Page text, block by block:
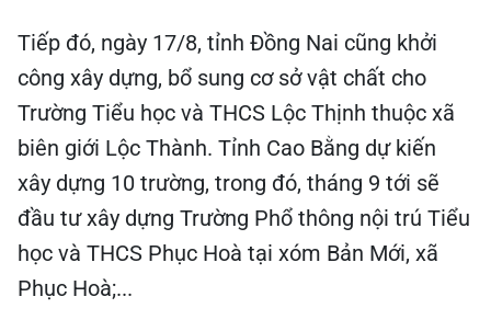
Tiếp đó, ngày 17/8, tỉnh Đồng Nai cũng khởi
công xây dựng, bổ sung cơ sở vật chất cho
Trường Tiểu học và THCS Lộc Thịnh thuộc xã
biên giới Lộc Thành. Tỉnh Cao Bằng dự kiến
xây dựng 10 trường, trong đó, tháng 9 tới sẽ
đầu tư xây dựng Trường Phổ thông nội trú Tiểu
học và THCS Phục Hoà tại xóm Bản Mới, xã
Phục Hoà;...